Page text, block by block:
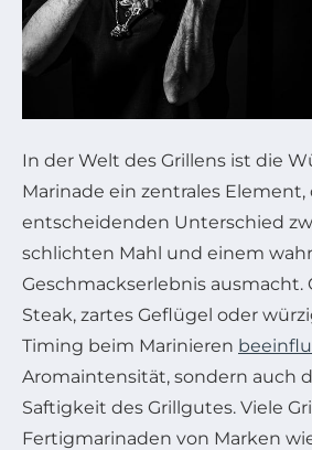
In der Welt des Grillens ist die
Marinade ein zentrales Element,
entscheidenden Unterschied
schlichten Mahl und einem
Geschmackserlebnis ausmacht.
Steak, zartes Geflügel oder
Timing beim Marinieren
Aromaintensität, sondern auch
Saftigkeit des Grillgutes. Viele
Fertigmarinaden von Marken